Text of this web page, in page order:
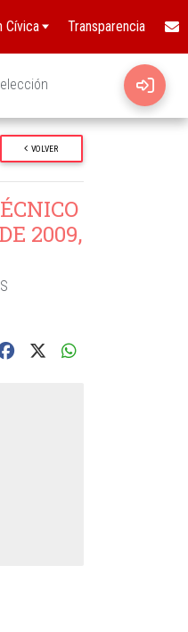
Cívica Transparencia
VOLVER
2009,